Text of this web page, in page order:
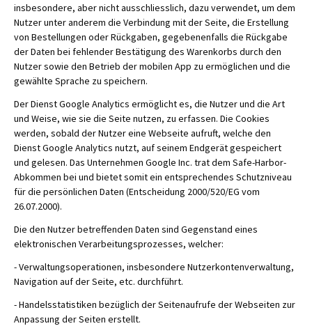
insbesondere, aber nicht ausschliesslich, dazu verwendet, um dem
Nutzer unter anderem die Verbindung mit der Seite, die Erstellung
von Bestellungen oder Rückgaben, gegebenenfalls die Rückgabe
der Daten bei fehlender Bestätigung des Warenkorbs durch den
Nutzer sowie den Betrieb der mobilen App zu ermöglichen und die
gewählte Sprache zu speichern.
Der Dienst Google Analytics ermöglicht es, die Nutzer und die Art
und Weise, wie sie die Seite nutzen, zu erfassen. Die Cookies
werden, sobald der Nutzer eine Webseite aufruft, welche den
Dienst Google Analytics nutzt, auf seinem Endgerät gespeichert
und gelesen. Das Unternehmen Google Inc. trat dem Safe-Harbor-
Abkommen bei und bietet somit ein entsprechendes Schutzniveau
für die persönlichen Daten (Entscheidung 2000/520/EG vom
26.07.2000).
Die den Nutzer betreffenden Daten sind Gegenstand eines
elektronischen Verarbeitungsprozesses, welcher:
- Verwaltungsoperationen, insbesondere Nutzerkontenverwaltung,
Navigation auf der Seite, etc. durchführt.
- Handelsstatistiken bezüglich der Seitenaufrufe der Webseiten zur
Anpassung der Seiten erstellt.